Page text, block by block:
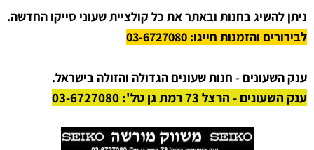
ניתן להשיג בחנות ובאתר את כל קולציית שעוני סייקו החדשה.
לבירורים והזמנות חייגו: 03-6727080
ענק השעונים - חנות שעונים הגדולה והזולה בישראל.
ענק השעונים - הרצל 73 רמת גן טל': 03-6727080